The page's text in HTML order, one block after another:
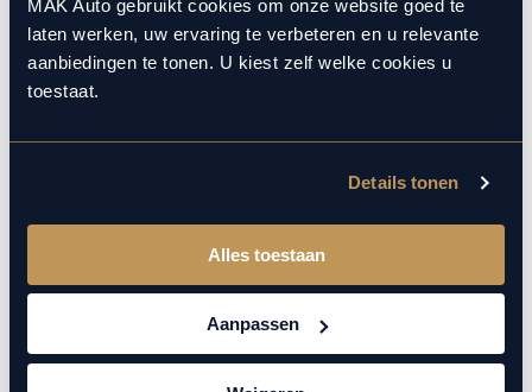
MAK Auto gebruikt cookies om onze website goed te
laten werken, uw ervaring te verbeteren en u relevante
aanbiedingen te tonen. U kiest zelf welke cookies u
toestaat.
Details tonen
Alles toestaan
Aanpassen
verzorgen het onderhoud op hetzelfde niveau als een
merkdealer, met behoud van de fabrieksgarantie. Kom
gerust langs in onze werkplaats voor een APK of een
Hoe weet ik welk onderhoud mijn
auto nodig heeft en wanneer?